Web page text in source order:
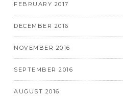
FEBRUARY 2017
DECEMBER 2016
NOVEMBER 2016
SEPTEMBER 2016
AUGUST 2016